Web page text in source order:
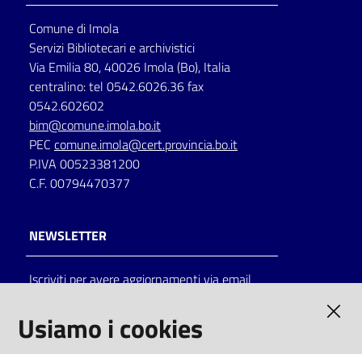
Seguici
su
on line
Comune di Imola
Servizi Bibliotecari e archivistici
Via Emilia 80, 40026 Imola (Bo), Italia
centralino: tel 0542.6026.36 fax
0542.602602
bim@comune.imola.bo.it
PEC comune.imola@cert.provincia.bo.it
P.IVA 00523381200
C.F. 00794470377
NEWSLETTER
Iscriviti per avere aggiornamenti via email
Usiamo i cookies